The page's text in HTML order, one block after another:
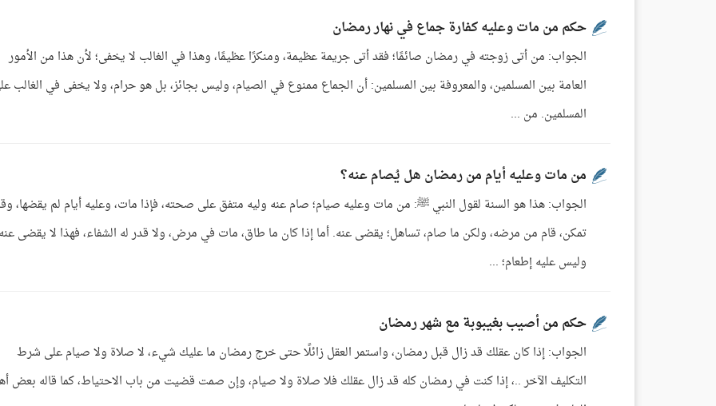
حكم من مات وعليه كفارة جماع في نهار رمضان
الجواب: من أتى زوجته في رمضان صائمًا؛ فقد أتى جريمة عظيمة، ومنكرًا عظيمًا، وهذا في الغالب لا يخفى؛ لأن هذا من الأمور
العامة بين المسلمين، والمعروفة بين المسلمين: أن الجماع ممنوع في الصيام، وليس بجائز، بل هو حرام، ولا يخفى في الغالب
المسلمين. من ...
من مات وعليه أيام من رمضان هل يُصام عنه؟
الجواب: هذا هو السنة لقول النبي ﷺ: من مات وعليه صيام؛ صام عنه وليه متفق على صحته، فإذا مات، وعليه أيام لم يقضها،
تمكن، قام من مرضه، ولكن ما صام، تساهل؛ يقضى عنه. أما إذا كان ما طاق، مات في مرض، ولا قدر له الشفاء، فهذا لا يقضى
وليس عليه إطعام؛ ...
حكم من أصيب بغيبوبة مع شهر رمضان
الجواب: إذا كان عقلك قد زال قبل رمضان، واستمر العقل زائلًا حتى خرج رمضان ما عليك شيء، لا صلاة ولا صيام على شرط
التكليف الآخر ..، إذا كنت في رمضان كله قد زال عقلك فلا صلاة ولا صيام، وإن صمت قضيت من باب الاحتياط، كما قاله بعض